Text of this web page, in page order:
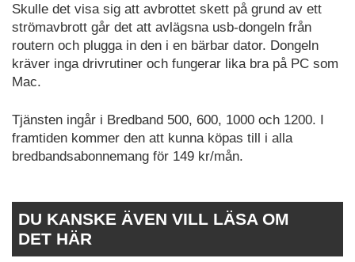
Skulle det visa sig att avbrottet skett på grund av ett
strömavbrott går det att avlägsna usb-dongeln från
routern och plugga in den i en bärbar dator. Dongeln
kräver inga drivrutiner och fungerar lika bra på PC som
Mac.
Tjänsten ingår i Bredband 500, 600, 1000 och 1200. I
framtiden kommer den att kunna köpas till i alla
bredbandsabonnemang för 149 kr/mån.
DU KANSKE ÄVEN VILL LÄSA OM
DET HÄR